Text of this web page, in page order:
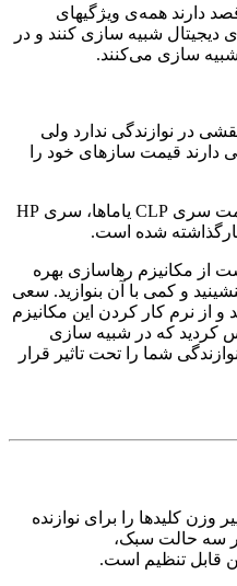
دارند همه‌ی ویژگیهای
دیجیتال شبیه سازی کنند و در
شبیه سازی می‌کنند.
در نوازندگی ندارد ولی
دارند قیمت سازهای خود را
این مکانیزم بر روی مدلهای گرانقیمت سری CLP یاماها،‌ سری HP
از مکانیزم رهاسازی بهره
و کمی با آن بنوازید. سعی
و از نرم کار کردن این مکانیزم
کردید که در شبیه سازی
شما را تحت تاثیر قرار
وزن کلیدها را برای نوازنده
سه حالت سبک،
قابل تنظیم است.